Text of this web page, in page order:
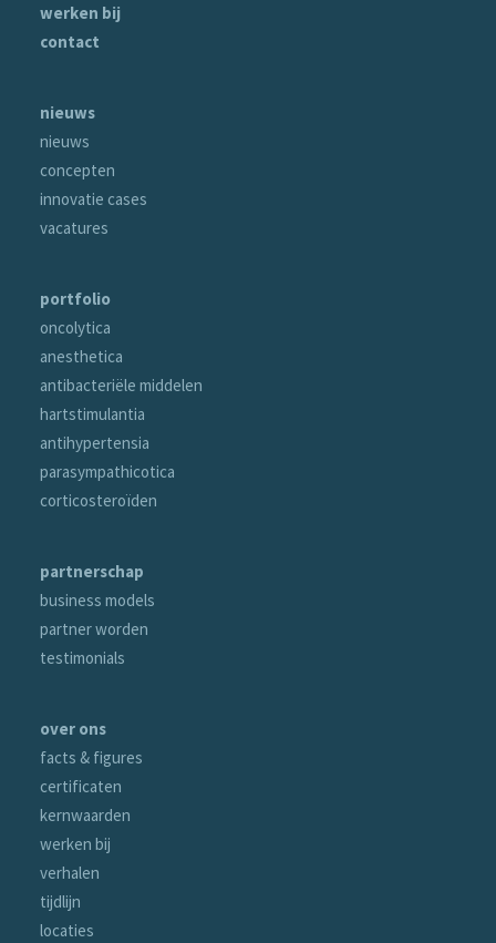
werken bij
contact
nieuws
nieuws
concepten
innovatie cases
vacatures
portfolio
oncolytica
anesthetica
antibacteriële middelen
hartstimulantia
antihypertensia
parasympathicotica
corticosteroïden
partnerschap
business models
partner worden
testimonials
over ons
facts & figures
certificaten
kernwaarden
werken bij
verhalen
tijdlijn
locaties